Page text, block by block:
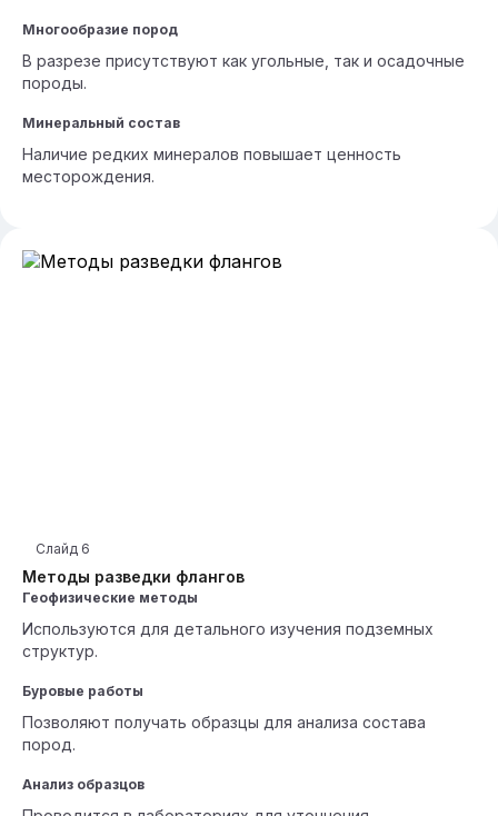
Многообразие пород
В разрезе присутствуют как угольные, так и осадочные
породы.
Минеральный состав
Наличие редких минералов повышает ценность
месторождения.
Методы разведки флангов
Слайд 6
Геофизические методы
Используются для детального изучения подземных
структур.
Буровые работы
Позволяют получать образцы для анализа состава
пород.
Анализ образцов